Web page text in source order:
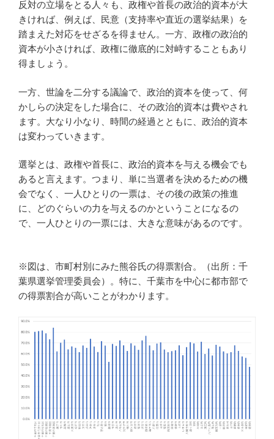
反対の立場をとる人々も、政権や首長の政治的資本が大
きければ、例えば、民意（支持率や直近の選挙結果）を
踏まえた対応をせざるを得ません。一方、政権の政治的
資本が小さければ、政権に徹底的に対峙することもあり
得ましょう。
一方、世論を二分する議論で、政治的資本を使って、何
かしらの決定をした場合に、その政治的資本は費やされ
ます。大なり小なり、時間の経過とともに、政治的資本
は変わっていきます。
選挙とは、政権や首長に、政治的資本を与える機会でも
あると言えます。つまり、単に当選者を決めるための機
会でなく、一人ひとりの一票は、その後の政策の推進
に、どのぐらいの力を与えるのかということになるの
で、一人ひとりの一票には、大きな意味があるのです。
※図は、市町村別にみた熊谷氏の得票割合。（出所：千
葉県選挙管理委員会）。特に、千葉市を中心に都市部で
の得票割合が高いことがわかります。